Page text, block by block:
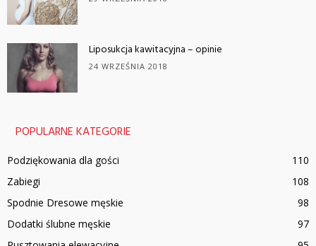
Liposukcja kawitacyjna – opinie
24 WRZEŚNIA 2018
POPULARNE KATEGORIE
Podziękowania dla gości
110
Zabiegi
108
Spodnie Dresowe męskie
98
Dodatki ślubne męskie
97